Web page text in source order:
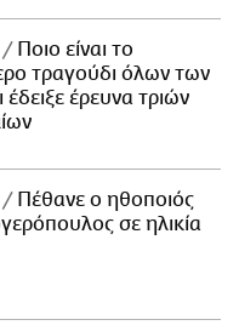
Ποιο είναι το
τραγούδι όλων των
έρευνα τριών
Πέθανε ο ηθοποιός
σε ηλικία